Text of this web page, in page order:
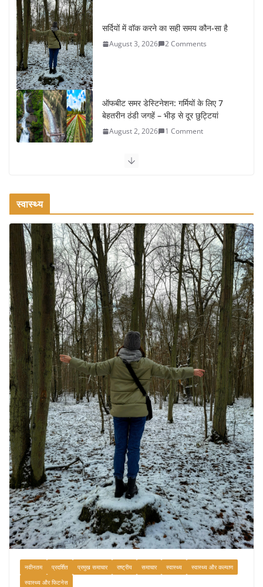
सर्दियों में वॉक करने का सही समय कौन-सा है
August 3, 2026 2 Comments
ऑफबीट समर डेस्टिनेशन: गर्मियों के लिए 7
बेहतरीन ठंडी जगहें – भीड़ से दूर छुट्टियां
August 2, 2026 1 Comment
कश्मीर यात्रा गाइड: प्राकृतिक सुंदरता और
वजन घटाने के लिए 8 बेहतरीन वॉकिंग
एक्सरसाइज: 1 महीने में पाएं 3-4 किलो कम
वजन
July 31, 2026 1 Comment
16 ज़रूरी कीबोर्ड शॉर्टकट्स जो आपकी
उत्पादकता को दोगुना कर देंगे
August 7, 2026 0 Comments
स्वास्थ्य
नवीनतम प्रदर्शित प्रमुख समाचार राष्ट्रीय समाचार स्वास्थ्य
स्वास्थ्य और कल्याण
स्वास्थ्य और फिटनेस